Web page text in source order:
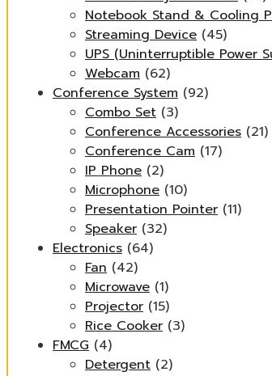
Notebook Stand & Cooling
Streaming Device (45)
UPS (Uninterruptible Power
Webcam (62)
Conference System (92)
Combo Set (3)
Conference Accessories (21)
Conference Cam (17)
IP Phone (2)
Microphone (10)
Presentation Pointer (11)
Speaker (32)
Electronics (64)
Fan (42)
Microwave (1)
Projector (15)
Rice Cooker (3)
FMCG (4)
Detergent (2)